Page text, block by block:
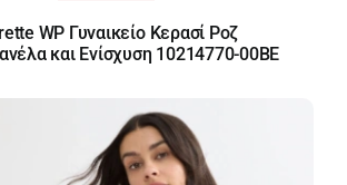
WP Γυναικείο Κερασί Ροζ
και Ενίσχυση 10214770-00BE